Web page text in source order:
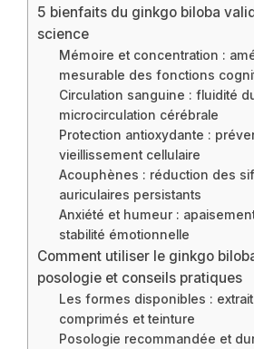
5 bienfaits du ginkgo biloba
science
Mémoire et concentration :
mesurable des fonctions
Circulation sanguine : fluidité
microcirculation cérébrale
Protection antioxydante :
vieillissement cellulaire
Acouphènes : réduction des
auriculaires persistants
Anxiété et humeur :
stabilité émotionnelle
Comment utiliser le ginkgo
posologie et conseils pratiques
Les formes disponibles :
comprimés et teinture
Posologie recommandée et